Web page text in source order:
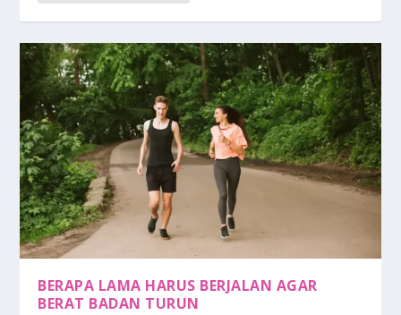
BERAPA LAMA HARUS BERJALAN AGAR
BERAT BADAN TURUN